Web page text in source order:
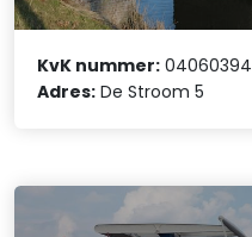
KvK nummer: 04060394
Adres: De Stroom 5